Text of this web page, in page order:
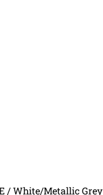
/ White/Metallic Grey